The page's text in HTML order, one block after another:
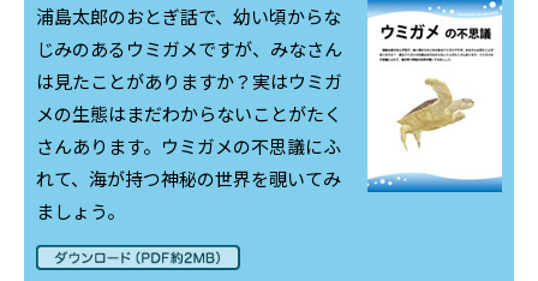
浦島太郎のおとぎ話で、幼い頃からな
じみのあるウミガメですが、みなさん
は見たことがありますか？実はウミガ
メの生態はまだわからないことがたく
さんあります。ウミガメの不思議にふ
れて、海が持つ神秘の世界を覗いてみ
ましょう。